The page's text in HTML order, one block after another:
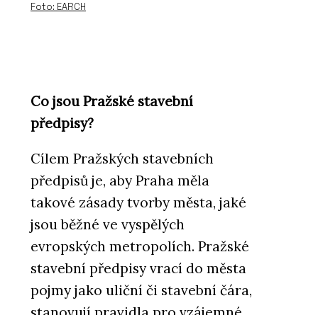
Foto: EARCH
Co jsou Pražské stavební
předpisy?
Cílem Pražských stavebních
předpisů je, aby Praha měla
takové zásady tvorby města, jaké
jsou běžné ve vyspělých
evropských metropolích. Pražské
stavební předpisy vrací do města
pojmy jako uliční či stavební čára,